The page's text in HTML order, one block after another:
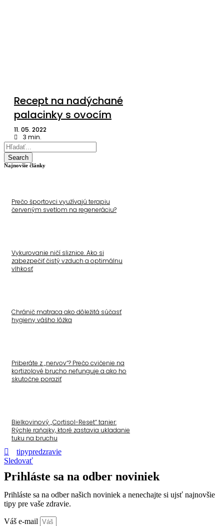
Recept na nadýchané
palacinky s ovocím
11. 05. 2022
3 min.
Search
Najnovšie články
Prečo športovci využívajú terapiu
červeným svetlom na regeneráciu?
Vykurovanie ničí sliznice. Ako si
zabezpečiť čistý vzduch a optimálnu
vlhkosť
Chránič matraca ako dôležitá súčasť
hygieny vášho lôžka
Priberáte z „nervov“? Prečo cvičenie na
kortizolové brucho nefunguje a ako ho
skutočne poraziť
Bielkovinový „Cortisol-Reset“ tanier:
Rýchle raňajky, ktoré zastavia ukladanie
tuku na bruchu
tipypredzravie
Sledovať
Prihláste sa na odber noviniek
Prihláste sa na odber našich noviniek a nenechajte si ujsť najnovšie
tipy pre vaše zdravie.
Váš e-mail